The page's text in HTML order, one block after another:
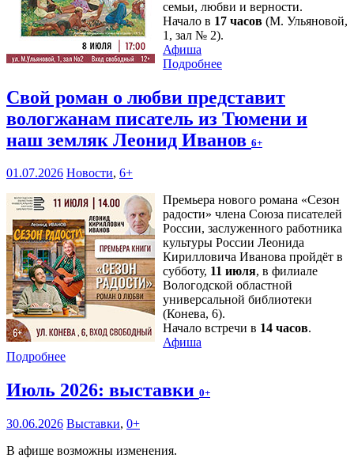
семьи, любви и верности.
Начало в 17 часов (М. Ульяновой,
1, зал № 2).
Афиша
Подробнее
Свой роман о любви представит
вологжанам писатель из Тюмени и
наш земляк Леонид Иванов 6+
01.07.2026 Новости, 6+
Премьера нового романа «Сезон
радости» члена Союза писателей
России, заслуженного работника
культуры России Леонида
Кирилловича Иванова пройдёт в
субботу, 11 июля, в филиале
Вологодской областной
универсальной библиотеки
(Конева, 6).
Начало встречи в 14 часов.
Афиша
Подробнее
Июль 2026: выставки 0+
30.06.2026 Выставки, 0+
В афише возможны изменения.